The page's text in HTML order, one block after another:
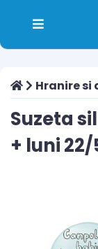
Hranire
Suzeta
+ luni